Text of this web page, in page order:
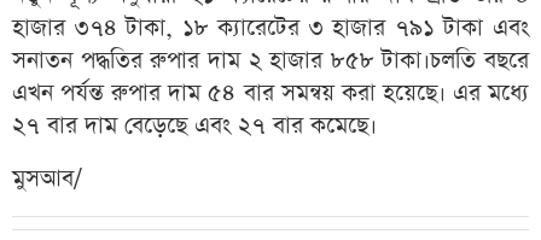
হাজার ৩৭৪ টাকা, ১৮ ক্যারেটের ৩ হাজার ৭৯১ টাকা এবং
সনাতন পদ্ধতির রুপার দাম ২ হাজার ৮৫৮ টাকা।চলতি বছরে
এখন পর্যন্ত রুপার দাম ৫৪ বার সমন্বয় করা হয়েছে। এর মধ্যে
২৭ বার দাম বেড়েছে এবং ২৭ বার কমেছে।
মুসআব/